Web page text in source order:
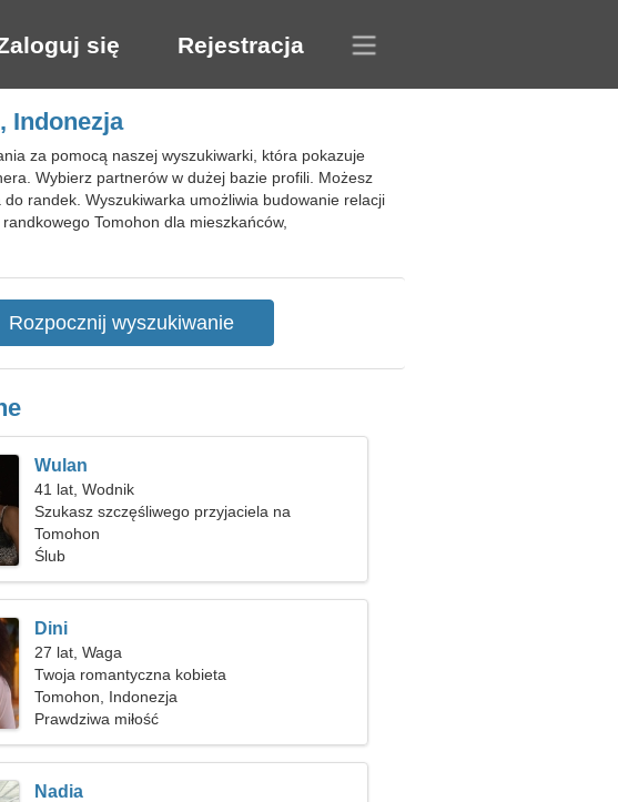
się Rejestracja
Indonezja
za pomocą naszej wyszukiwarki, która pokazuje
Wybierz partnerów w dużej bazie profili. Możesz
randek. Wyszukiwarka umożliwia budowanie relacji
Tomohon dla mieszkańców,
Wulan
41 lat, Wodnik
Szukasz szczęśliwego przyjaciela na
kempingu
Tomohon
Ślub
Dini
27 lat, Waga
Twoja romantyczna kobieta
Tomohon, Indonezja
Prawdziwa miłość
Nadia